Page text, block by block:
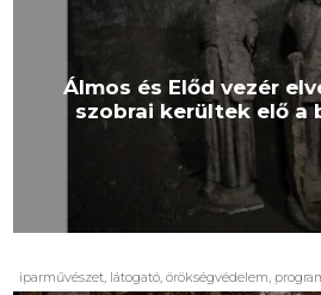
Álmos és Előd vezér
szobrai kerültek elő a
iparművészet, látogató, örökségvédelem,